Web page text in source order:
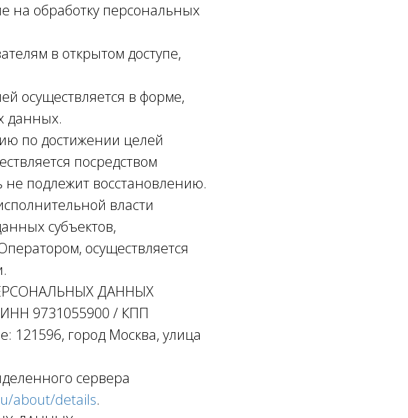
на обработку персональных
в открытом доступе,
осуществляется в форме,
данных.
по достижении целей
посредством
не подлежит восстановлению.
власти
субъектов,
осуществляется
ДАННЫХ
9731055900 / КПП
121596, город Москва, улица
сервера
about/details.